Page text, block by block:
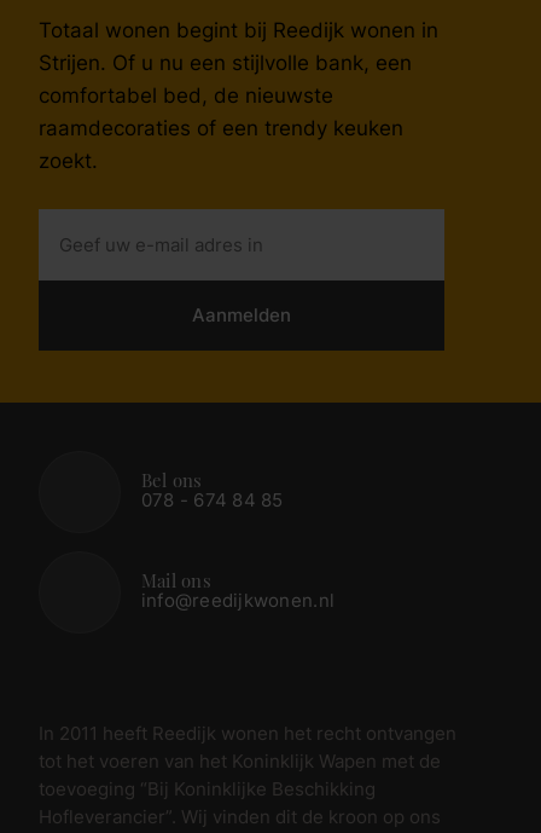
Totaal wonen begint bij Reedijk wonen in
Strijen. Of u nu een stijlvolle bank, een
comfortabel bed, de nieuwste
raamdecoraties of een trendy keuken
zoekt.
Aanmelden
Bel ons
078 - 674 84 85
Mail ons
info@reedijkwonen.nl
In 2011 heeft Reedijk wonen het recht ontvangen
tot het voeren van het Koninklijk Wapen met de
toevoeging “Bij Koninklijke Beschikking
Hofleverancier”. Wij vinden dit de kroon op ons